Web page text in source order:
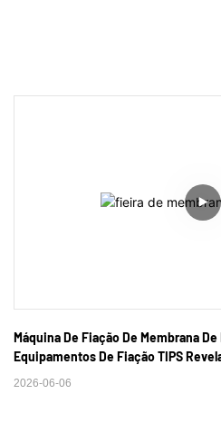
Máquina De Fiação De Membrana
Equipamentos De Fiação TIPS
2026-06-06